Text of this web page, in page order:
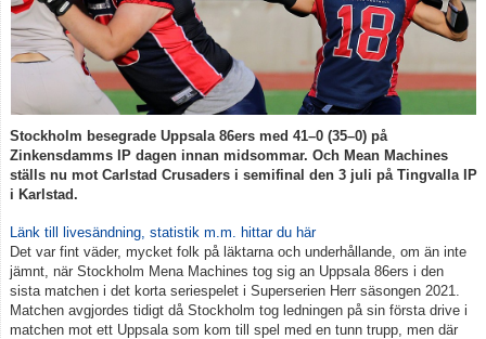
Stockholm besegrade Uppsala 86ers med 41–0 (35–0) på
Zinkensdamms IP dagen innan midsommar. Och Mean Machines
ställs nu mot Carlstad Crusaders i semifinal den 3 juli på Tingvalla IP
i Karlstad.
Länk till livesändning, statistik m.m. hittar du här
Det var fint väder, mycket folk på läktarna och underhållande, om än inte
jämnt, när Stockholm Mena Machines tog sig an Uppsala 86ers i den
sista matchen i det korta seriespelet i Superserien Herr säsongen 2021.
Matchen avgjordes tidigt då Stockholm tog ledningen på sin första drive i
matchen mot ett Uppsala som kom till spel med en tunn trupp, men där